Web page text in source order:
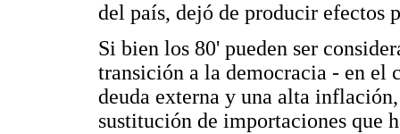
del país, dejó de producir efectos
Si bien los 80' pueden ser
transición a la democracia - en el
deuda externa y una alta
sustitución de importaciones que